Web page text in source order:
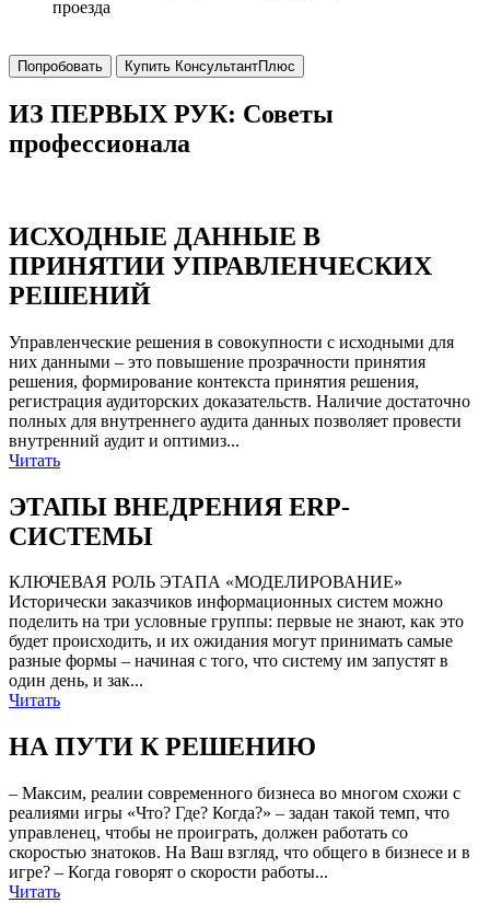
проезда
Попробовать Купить КонсультантПлюс
ИЗ ПЕРВЫХ РУК: Советы
профессионала
ИСХОДНЫЕ ДАННЫЕ В
ПРИНЯТИИ УПРАВЛЕНЧЕСКИХ
РЕШЕНИЙ
Управленческие решения в совокупности с исходными для
них данными – это повышение прозрачности принятия
решения, формирование контекста принятия решения,
регистрация аудиторских доказательств. Наличие достаточно
полных для внутреннего аудита данных позволяет провести
внутренний аудит и оптимиз...
Читать
ЭТАПЫ ВНЕДРЕНИЯ ERP-
СИСТЕМЫ
КЛЮЧЕВАЯ РОЛЬ ЭТАПА «МОДЕЛИРОВАНИЕ»
Исторически заказчиков информационных систем можно
поделить на три условные группы: первые не знают, как это
будет происходить, и их ожидания могут принимать самые
разные формы – начиная с того, что систему им запустят в
один день, и зак...
Читать
НА ПУТИ К РЕШЕНИЮ
– Максим, реалии современного бизнеса во многом схожи с
реалиями игры «Что? Где? Когда?» – задан такой темп, что
управленец, чтобы не проиграть, должен работать со
скоростью знатоков. На Ваш взгляд, что общего в бизнесе и в
игре? – Когда говорят о скорости работы...
Читать